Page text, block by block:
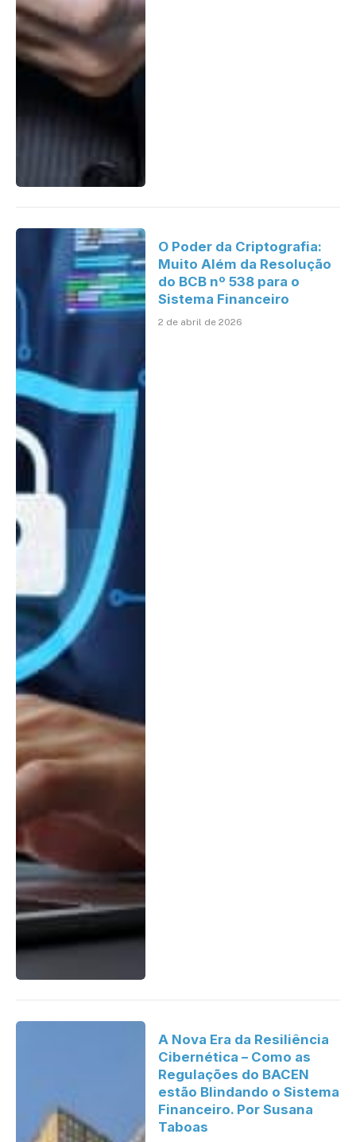
O Poder da Criptografia:
Muito Além da Resolução
do BCB nº 538 para o
Sistema Financeiro
2 de abril de 2026
A Nova Era da Resiliência
Cibernética – Como as
Regulações do BACEN
estão Blindando o Sistema
Financeiro. Por Susana
Taboas